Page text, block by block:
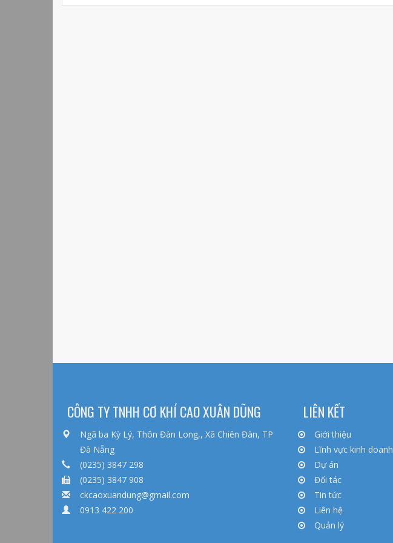
CÔNG TY TNHH CƠ KHÍ CAO XUÂN DŨNG
Ngã ba Kỳ Lý, Thôn Đàn Long,, Xã Chiên Đàn, TP
Đà Nẵng
(0235) 3847 298
(0235) 3847 908
ckcaoxuandung@gmail.com
0913 422 200
LIÊN KẾT
Giới thiệu
Lĩnh vực kinh doanh
Dự án
Đối tác
Tin tức
Liên hệ
Quản lý